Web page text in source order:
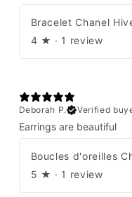
4 ★ · 1 review
Deborah P.
Verified
Earrings are beautiful
5 ★ · 1 review